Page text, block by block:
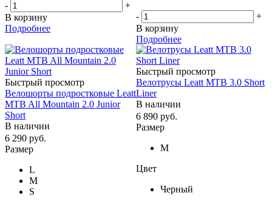
-
+
В корзину
Подробнее
-
+
В корзину
Подробнее
Быстрый просмотр
Велошорты подростковые Leatt
MTB All Mountain 2.0 Junior
Short
В наличии
6 290 руб.
Размер
L
M
S
Быстрый просмотр
Велотрусы Leatt MTB 3.0 Short
Liner
В наличии
6 890 руб.
Размер
M
Цвет
Черный